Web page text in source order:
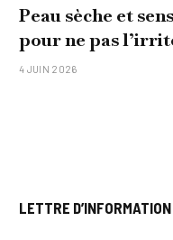
Peau sèche et
pour ne pas
4 JUIN 2026
LETTRE D’INFORMATION